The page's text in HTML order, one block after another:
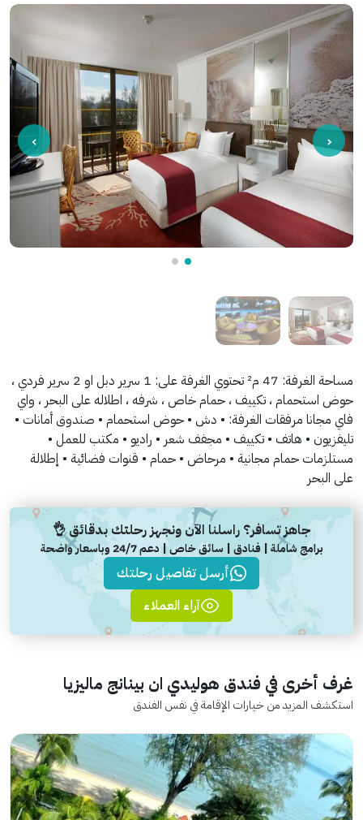
مساحة الغرفة: 47 م² تحتوي الغرفة على: 1 سرير دبل او 2 سرير فردي ،
حوض استحمام ، تكييف ، حمام خاص ، شرفه ، اطلاله على البحر ، واي
فاي مجانا مرفقات الغرفة: • دش • حوض استحمام • صندوق أمانات •
تليفزيون • هاتف • تكييف • مجفف شعر • راديو • مكتب للعمل •
مستلزمات حمام مجانية • مرحاض • حمام • قنوات فضائية • إطلالة
على البحر
جاهز تسافر؟ راسلنا الآن ونجهز رحلتك بدقائق 👌
برامج شاملة | فنادق | سائق خاص | دعم 24/7 وباسعار واضحة
أرسل تفاصيل رحلتك
آراء العملاء
غرف أخرى في فندق هوليدي ان بينانج ماليزيا
استكشف المزيد من خيارات الإقامة في نفس الفندق